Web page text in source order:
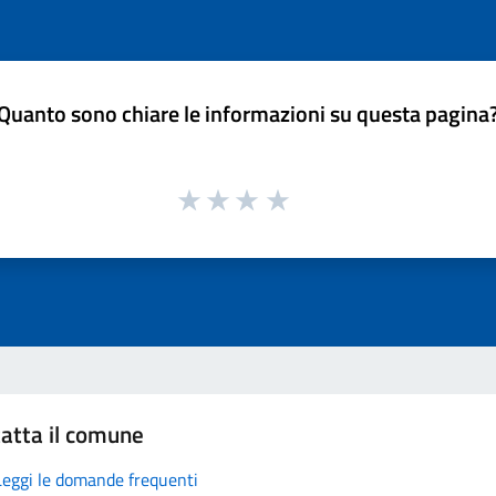
sono chiare le informazioni su questa
il comune
le domande frequenti